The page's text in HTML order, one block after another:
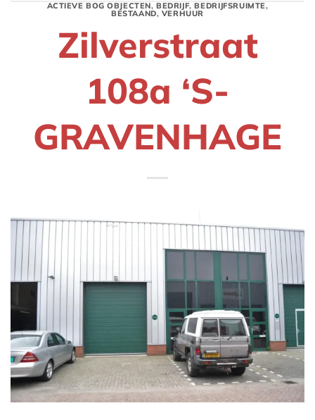
ACTIEVE BOG OBJECTEN, BEDRIJF,BEDRIJFSRUIMTE,
BESTAAND, VERHUUR
Zilverstraat
108a ‘S-
GRAVENHAGE